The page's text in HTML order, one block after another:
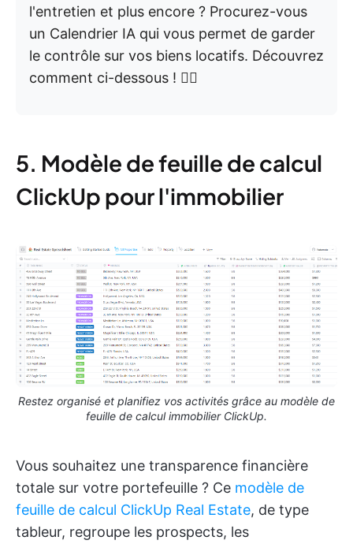
l'entretien et plus encore ? Procurez-vous
un Calendrier IA qui vous permet de garder
le contrôle sur vos biens locatifs. Découvrez
comment ci-dessous ! 👇🏼
5. Modèle de feuille de calcul
ClickUp pour l'immobilier
Restez organisé et planifiez vos activités grâce au modèle de
feuille de calcul immobilier ClickUp.
Vous souhaitez une transparence financière
totale sur votre portefeuille ? Ce modèle de
feuille de calcul ClickUp Real Estate, de type
tableur, regroupe les prospects, les